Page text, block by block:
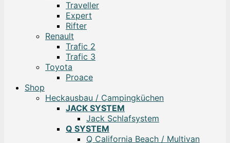
Traveller
Expert
Rifter
Renault
Trafic 2
Trafic 3
Toyota
Proace
Shop
Heckausbau / Campingküchen
JACK SYSTEM
Jack Schlafsystem
Q SYSTEM
Q California Beach / Multivan